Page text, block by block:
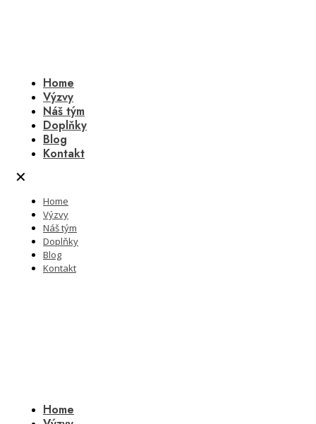
Home
Výzvy
Náš tým
Doplňky
Blog
Kontakt
✕
Home
Výzvy
Náš tým
Doplňky
Blog
Kontakt
Home